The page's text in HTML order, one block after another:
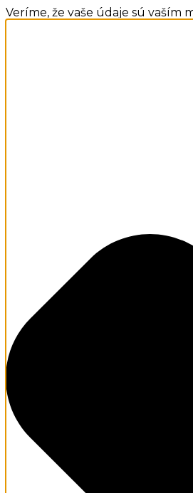
Veríme, že vaše údaje sú vaším